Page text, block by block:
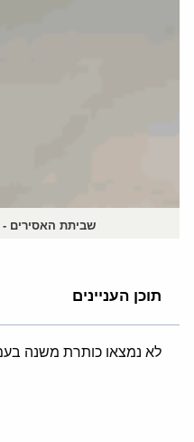
שביתת האסירים -
תוכן העניינים
לא נמצאו כותרת משנה